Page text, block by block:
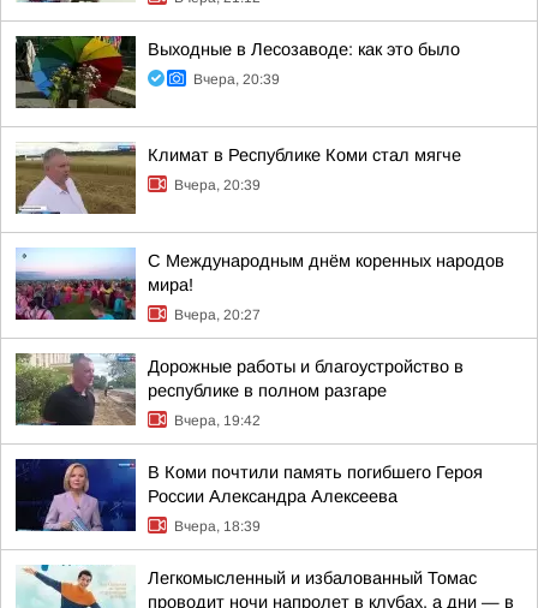
Выходные в Лесозаводе: как это было
Вчера, 20:39
Климат в Республике Коми стал мягче
Вчера, 20:39
С Международным днём коренных народов
мира!
Вчера, 20:27
Дорожные работы и благоустройство в
республике в полном разгаре
Вчера, 19:42
В Коми почтили память погибшего Героя
России Александра Алексеева
Вчера, 18:39
Легкомысленный и избалованный Томас
проводит ночи напролет в клубах, а дни — в